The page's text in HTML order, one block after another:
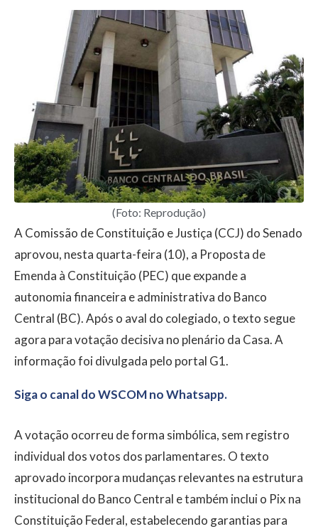
(Foto: Reprodução)
A Comissão de Constituição e Justiça (CCJ) do Senado
aprovou, nesta quarta-feira (10), a Proposta de
Emenda à Constituição (PEC) que expande a
autonomia financeira e administrativa do Banco
Central (BC). Após o aval do colegiado, o texto segue
agora para votação decisiva no plenário da Casa. A
informação foi divulgada pelo portal G1.
Siga o canal do WSCOM no Whatsapp.
A votação ocorreu de forma simbólica, sem registro
individual dos votos dos parlamentares. O texto
aprovado incorpora mudanças relevantes na estrutura
institucional do Banco Central e também inclui o Pix na
Constituição Federal, estabelecendo garantias para